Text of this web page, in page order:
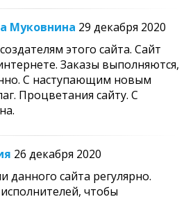
Муковнина 29 декабря 2020
этого сайта. Сайт
Заказы выполняются,
С наступающим новым
Процветания сайту. С
26 декабря 2020
данного сайта регулярно.
чтобы